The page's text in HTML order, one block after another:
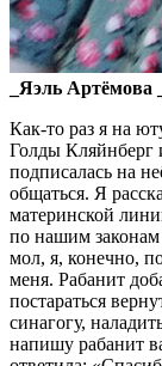
_Яэль Артёмова _
Как-то раз я на
Голды Кляйнберг
подписалась на
общаться. Я
материнской
по нашим законам
мол, я, конечно,
меня. Рабанит
постараться
синагогу,
напишу рабанит